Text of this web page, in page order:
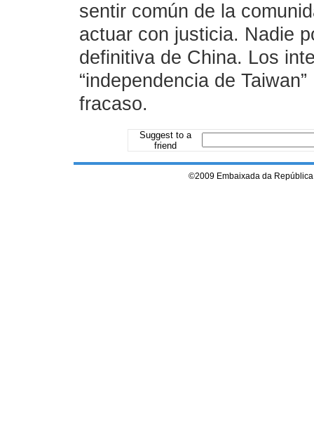
sentir común de la
actuar con justicia. Nadie
definitiva de China. Los
“independencia de
fracaso.
Suggest to a
friend
©2009 Embaixada da